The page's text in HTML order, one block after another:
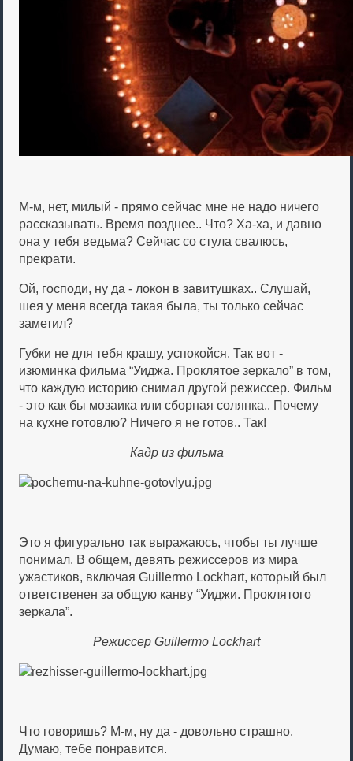
М-м, нет, милый - прямо сейчас мне не надо ничего
рассказывать. Время позднее.. Что? Ха-ха, и давно
она у тебя ведьма? Сейчас со стула свалюсь,
прекрати.
Ой, господи, ну да - локон в завитушках.. Слушай,
шея у меня всегда такая была, ты только сейчас
заметил?
Губки не для тебя крашу, успокойся. Так вот -
изюминка фильма “Уиджа. Проклятое зеркало” в том,
что каждую историю снимал другой режиссер. Фильм
- это как бы мозаика или сборная солянка.. Почему
на кухне готовлю? Ничего я не готов.. Так!
Кадр из фильма
Это я фигурально так выражаюсь, чтобы ты лучше
понимал. В общем, девять режиссеров из мира
ужастиков, включая Guillermo Lockhart, который был
ответственен за общую канву “Уиджи. Проклятого
зеркала”.
Режиссер Guillermo Lockhart
Что говоришь? М-м, ну да - довольно страшно.
Думаю, тебе понравится.